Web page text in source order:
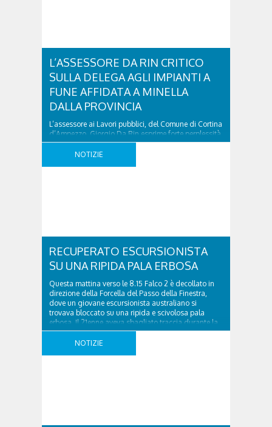
L’ASSESSORE DA RIN CRITICO
SULLA DELEGA AGLI IMPIANTI A
FUNE AFFIDATA A MINELLA
DALLA PROVINCIA
L’assessore ai Lavori pubblici, del Comune di Cortina
d’Ampezzo, Giorgio Da Rin esprime forte perplessità
in merito alla decisione della Provincia di Belluno di
affidare la delega agli impianti a fune al consigliere
NOTIZIE
RECUPERATO ESCURSIONISTA
SU UNA RIPIDA PALA ERBOSA
Questa mattina verso le 8.15 Falco 2 è decollato in
direzione della Forcella del Passo della Finestra,
dove un giovane escursionista australiano si
trovava bloccato su una ripida e scivolosa pala
erbosa. Il 21enne aveva sbagliato traccia durante la
camminata, probabilmente ingannato dell’erba
bagnata, e anziché percorrere il sentiero che si
NOTIZIE